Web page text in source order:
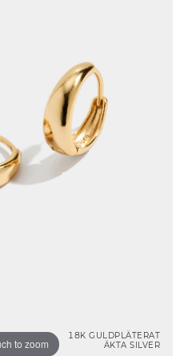
18K GULDPLÄTERAT
ÄKTA SILVER
to zoom